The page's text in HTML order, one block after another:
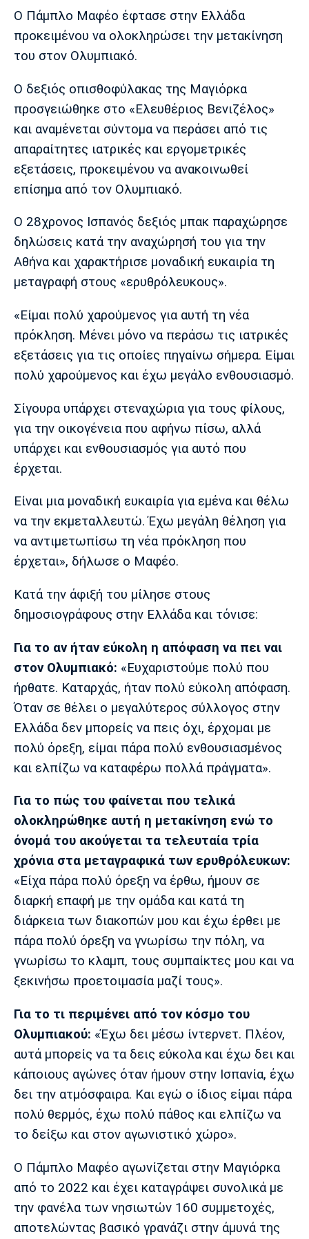
Πολιτισμός
Τραγούδια
Running
Media
Παρασκήνιο
Πρόγραμμα TV
Ιωνικός
Μπαρτσελόνα
Ρεάλ
Μαδρίτης
Ατλέτικο
Μαδρίτης
Μάντσεστερ
Γιουνάιτεντ
Τσέλσι
Λίβερπουλ
Μάντσεστερ
Γιουβέντους
Μονακό
Ερυθρός
Αστέρας
Ο Πάμπλο Μαφέο έφτασε στην Ελλάδα
προκειμένου να ολοκληρώσει την μετακίνηση
του στον Ολυμπιακό.
Ο δεξιός οπισθοφύλακας της Μαγιόρκα
προσγειώθηκε στο «Ελευθέριος Βενιζέλος»
και αναμένεται σύντομα να περάσει από τις
απαραίτητες ιατρικές και εργομετρικές
εξετάσεις, προκειμένου να ανακοινωθεί
επίσημα από τον Ολυμπιακό.
Ο 28χρονος Ισπανός δεξιός μπακ παραχώρησε
δηλώσεις κατά την αναχώρησή του για την
Αθήνα και χαρακτήρισε μοναδική ευκαιρία τη
μεταγραφή στους «ερυθρόλευκους».
«Είμαι πολύ χαρούμενος για αυτή τη νέα
πρόκληση. Μένει μόνο να περάσω τις ιατρικές
εξετάσεις για τις οποίες πηγαίνω σήμερα. Είμαι
πολύ χαρούμενος και έχω μεγάλο ενθουσιασμό.
Σίγουρα υπάρχει στεναχώρια για τους φίλους,
για την οικογένεια που αφήνω πίσω, αλλά
υπάρχει και ενθουσιασμός για αυτό που
έρχεται.
Είναι μια μοναδική ευκαιρία για εμένα και θέλω
να την εκμεταλλευτώ. Έχω μεγάλη θέληση για
να αντιμετωπίσω τη νέα πρόκληση που
έρχεται», δήλωσε ο Μαφέο.
Κατά την άφιξή του μίλησε στους
δημοσιογράφους στην Ελλάδα και τόνισε:
Για το αν ήταν εύκολη η απόφαση να πει ναι
στον Ολυμπιακό: «Ευχαριστούμε πολύ που
ήρθατε. Καταρχάς, ήταν πολύ εύκολη απόφαση.
Όταν σε θέλει ο μεγαλύτερος σύλλογος στην
Ελλάδα δεν μπορείς να πεις όχι, έρχομαι με
πολύ όρεξη, είμαι πάρα πολύ ενθουσιασμένος
και ελπίζω να καταφέρω πολλά πράγματα».
Για το πώς του φαίνεται που τελικά
ολοκληρώθηκε αυτή η μετακίνηση ενώ το
όνομά του ακούγεται τα τελευταία τρία
χρόνια στα μεταγραφικά των ερυθρόλευκων:
«Είχα πάρα πολύ όρεξη να έρθω, ήμουν σε
διαρκή επαφή με την ομάδα και κατά τη
διάρκεια των διακοπών μου και έχω έρθει με
πάρα πολύ όρεξη να γνωρίσω την πόλη, να
γνωρίσω το κλαμπ, τους συμπαίκτες μου και να
ξεκινήσω προετοιμασία μαζί τους».
Για το τι περιμένει από τον κόσμο του
Ολυμπιακού: «Έχω δει μέσω ίντερνετ. Πλέον,
αυτά μπορείς να τα δεις εύκολα και έχω δει και
κάποιους αγώνες όταν ήμουν στην Ισπανία, έχω
δει την ατμόσφαιρα. Και εγώ ο ίδιος είμαι πάρα
πολύ θερμός, έχω πολύ πάθος και ελπίζω να
το δείξω και στον αγωνιστικό χώρο».
Ο Πάμπλο Μαφέο αγωνίζεται στην Μαγιόρκα
από το 2022 και έχει καταγράψει συνολικά με
την φανέλα των νησιωτών 160 συμμετοχές,
αποτελώντας βασικό γρανάζι στην άμυνά της